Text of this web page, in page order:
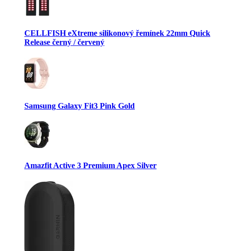
CELLFISH eXtreme silikonový řemínek 22mm Quick
Release černý / červený
Samsung Galaxy Fit3 Pink Gold
Amazfit Active 3 Premium Apex Silver